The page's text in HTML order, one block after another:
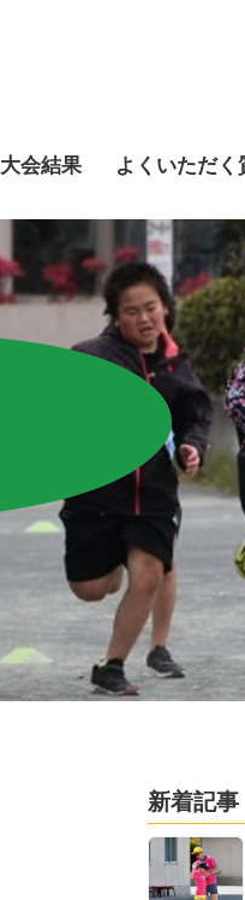
大会結果 よくいただく
新着記事